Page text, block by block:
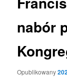
nabór
Opublikowany